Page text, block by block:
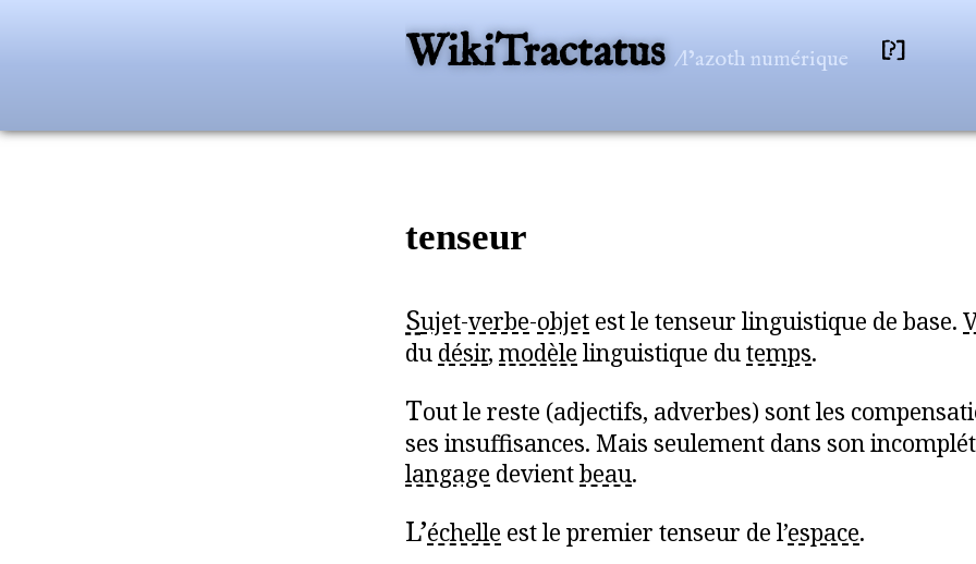
WikiTractatus /l’azoth numérique [?]
tenseur
Sujet-verbe-objet est le tenseur linguistique de base.
du désir, modèle linguistique dutemps.
Tout le reste (adjectifs, adverbes) sont les
ses insuffisances. Mais seulement dans son
langage devientbeau.
L’échelle est le premier tenseur de l’espace.